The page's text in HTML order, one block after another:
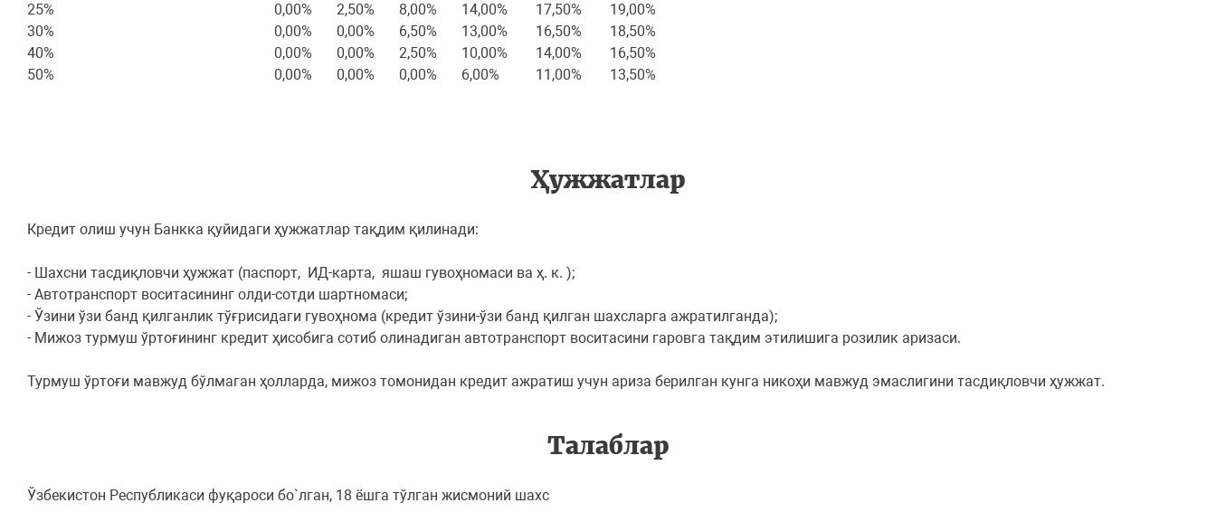
25%
0,00% 2,50% 8,00% 14,00% 17,50%
19,00%
30%
0,00% 0,00% 6,50% 13,00% 16,50%
18,50%
40%
0,00% 0,00% 2,50% 10,00% 14,00%
16,50%
50%
0,00% 0,00% 0,00% 6,00% 11,00% 13,50%
Ҳужжатлар
Кредит олиш учун Банкка қуйидаги ҳужжатлар тақдим қилинади:
- Шахсни тасдиқловчи ҳужжат (паспорт, ИД-карта, яшаш гувоҳномаси ва ҳ. к. );
- Автотранспорт воситасининг олди-сотди шартномаси;
- Ўзини ўзи банд қилганлик тўғрисидаги гувоҳнома (кредит ўзини-ўзи банд қилган шахсларга ажратилганда);
- Мижоз турмуш ўртоғининг кредит ҳисобига сотиб олинадиган автотранспорт воситасини гаровга тақдим этилишига розилик аризаси.
Турмуш ўртоғи мавжуд бўлмаган ҳолларда, мижоз томонидан кредит ажратиш учун ариза берилган кунга никоҳи мавжуд эмаслигини тасдиқловчи ҳужжат.
Талаблар
Ўзбекистон Республикаси фуқароси бо`лган, 18 ёшга тўлган жисмоний шахс